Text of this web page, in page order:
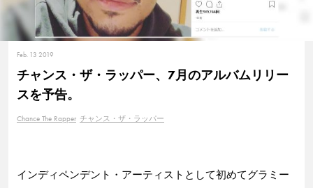
Feb. 13 2019
チャンス・ザ・ラッパー、7月のアルバムリリー
スを予告。
Chance The Rapper チャンス・ザ・ラッパー
インディペンデント・アーティストとして初めてグラミー